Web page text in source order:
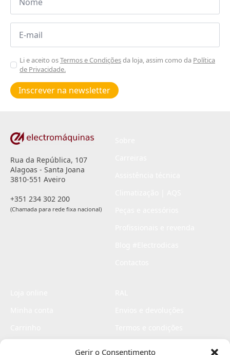
Gerir o Consentimento
Email
Aceitar
Poiticas
de
privacidade
Li e aceito osTermos e Condiçõesda loja, assim como da Política
de Privacidade.
Inscrever na newsletter
Rua da República, 107
Alagoas - Santa Joana
3810-551 Aveiro
+351 234 302 200
(Chamada para rede fixa nacional)